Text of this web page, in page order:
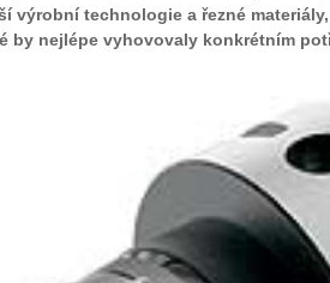
výrobní technologie a řezné
by nejlépe vyhovovaly konkrétním